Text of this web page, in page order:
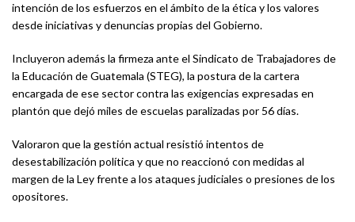
intención de los esfuerzos en el ámbito de la ética y los valores
desde iniciativas y denuncias propias del Gobierno.
Incluyeron además la firmeza ante el Sindicato de Trabajadores de
la Educación de Guatemala (STEG), la postura de la cartera
encargada de ese sector contra las exigencias expresadas en
plantón que dejó miles de escuelas paralizadas por 56 días.
Valoraron que la gestión actual resistió intentos de
desestabilización política y que no reaccionó con medidas al
margen de la Ley frente a los ataques judiciales o presiones de los
opositores.